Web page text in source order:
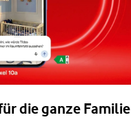
die ganze Familie